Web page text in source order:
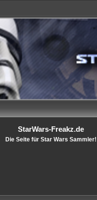
StarWars-Freakz.de
Die Seite für Star Wars Sammler!